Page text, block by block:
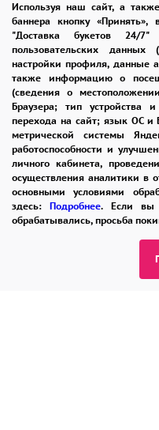
Используя наш сайт, а
баннера кнопку «Принять»,
"Доставка букетов 24/
пользовательских
настройки профиля, данные
также информацию о
(сведения о
Браузера; тип устройства
перехода на сайт; язык ОС и
метрической системы
работоспособности и
личного кабинета,
осуществления аналитики в
основными условиями
здесь: Подробнее. Если вы
обрабатывались, просьба
8
ул.